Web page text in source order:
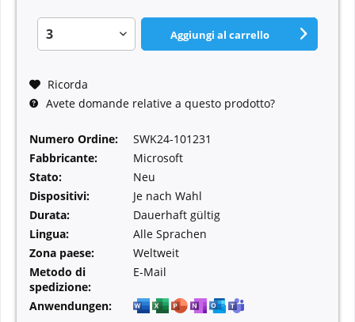
Aggiungi al carrello
Ricorda
Avete domande relative a questo prodotto?
Numero Ordine:
SWK24-101231
Fabbricante:
Microsoft
Stato:
Neu
Dispositivi:
Je nach Wahl
Durata:
Dauerhaft gültig
Lingua:
Alle Sprachen
Zona paese:
Weltweit
Metodo di
spedizione:
E-Mail
Anwendungen: